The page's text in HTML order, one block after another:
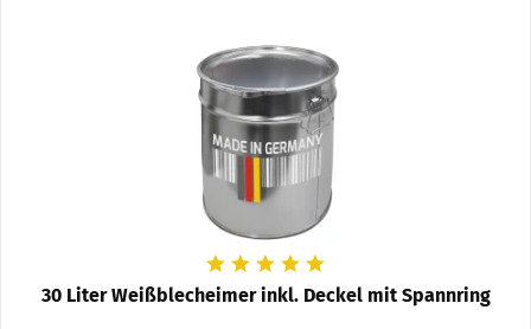
30 Liter Weißblecheimer inkl. Deckel mit Spannring